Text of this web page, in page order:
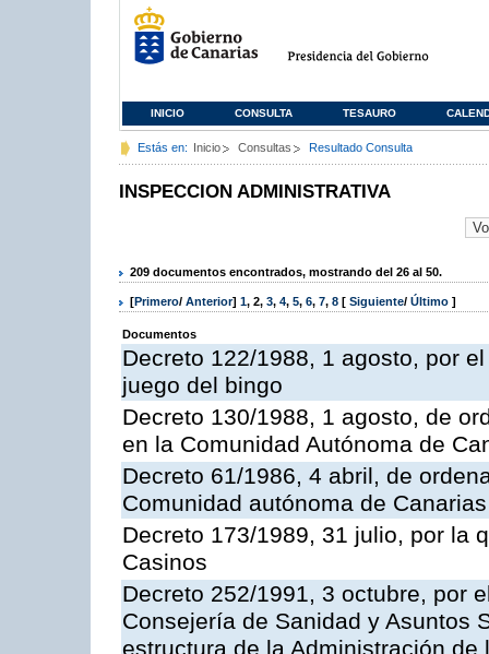
INICIO CONSULTA TESAURO
Estás en: Inicio Consultas Resultado Consulta
INSPECCION ADMINISTRATIVA
209 documentos encontrados, mostrando del 26 al 50.
[Primero/ Anterior] 1, 2, 3, 4, 5, 6, 7, 8 [ Siguiente/ Último ]
Documentos
Decreto 122/1988, 1 agosto, por
juego del bingo
Decreto 130/1988, 1 agosto, de
en la Comunidad Autónoma de
Decreto 61/1986, 4 abril, de
Comunidad autónoma de Canarias
Decreto 173/1989, 31 julio, por la
Casinos
Decreto 252/1991, 3 octubre, por
Consejería de Sanidad y Asuntos